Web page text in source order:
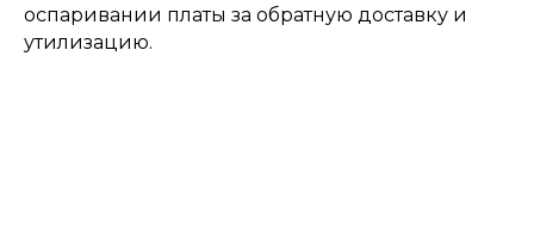
оспаривании платы за обратную доставку и
утилизацию.